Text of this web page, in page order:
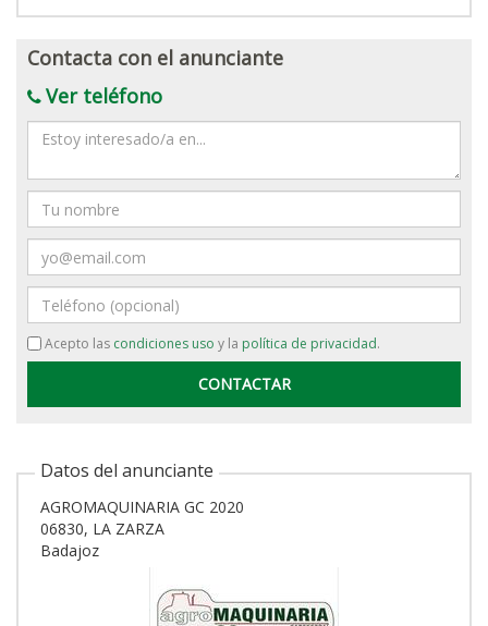
Contacta con el anunciante
Ver teléfono
Mensaje
Nombre
Email
Teléfono
Acepto las condiciones uso y la política de privacidad.
Datos del anunciante
AGROMAQUINARIA GC 2020
06830, LA ZARZA
Badajoz